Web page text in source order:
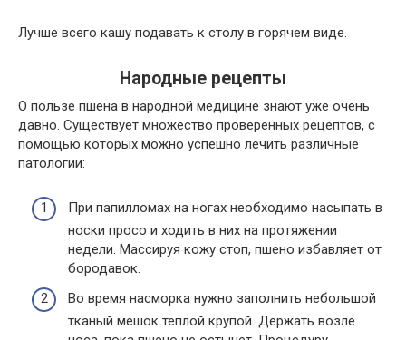
Лучше всего кашу подавать к столу в горячем виде.
Народные рецепты
О пользе пшена в народной медицине знают уже очень
давно. Существует множество проверенных рецептов, с
помощью которых можно успешно лечить различные
патологии:
При папилломах на ногах необходимо насыпать в
носки просо и ходить в них на протяжении
недели. Массируя кожу стоп, пшено избавляет от
бородавок.
Во время насморка нужно заполнить небольшой
тканый мешок теплой крупой. Держать возле